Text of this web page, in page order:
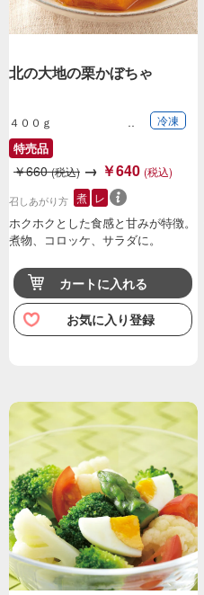
北の大地の栗かぼちゃ
４００ｇ 冷凍
特売品
￥660(税込) → ￥640 (税込)
召しあがり方 煮 レ
ホクホクとした食感と甘みが特徴。
煮物、コロッケ、サラダに。
カートに入れる
お気に入り登録